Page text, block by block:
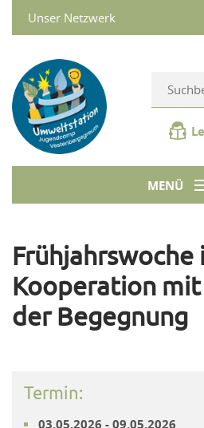
Unser Netzwerk
MENÜ
Frühjahrswoche
Kooperation mit
der Begegnung
Termin:
03.05.2026 - 09.05.2026